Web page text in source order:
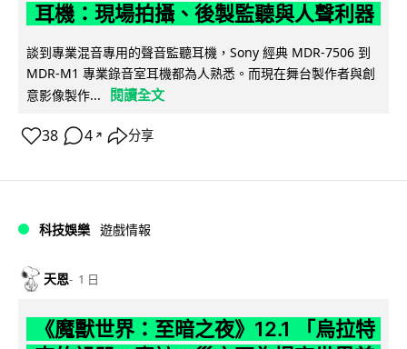
耳機：現場拍攝、後製監聽與人聲利器
談到專業混音專用的聲音監聽耳機，Sony 經典 MDR-7506 到
MDR-M1 專業錄音室耳機都為人熟悉。而現在舞台製作者與創
意影像製作...
閱讀全文
38 4 ↗ 分享
科技娛樂 遊戲情報
天恩 1 日
《魔獸世界：至暗之夜》12.1 「烏拉特